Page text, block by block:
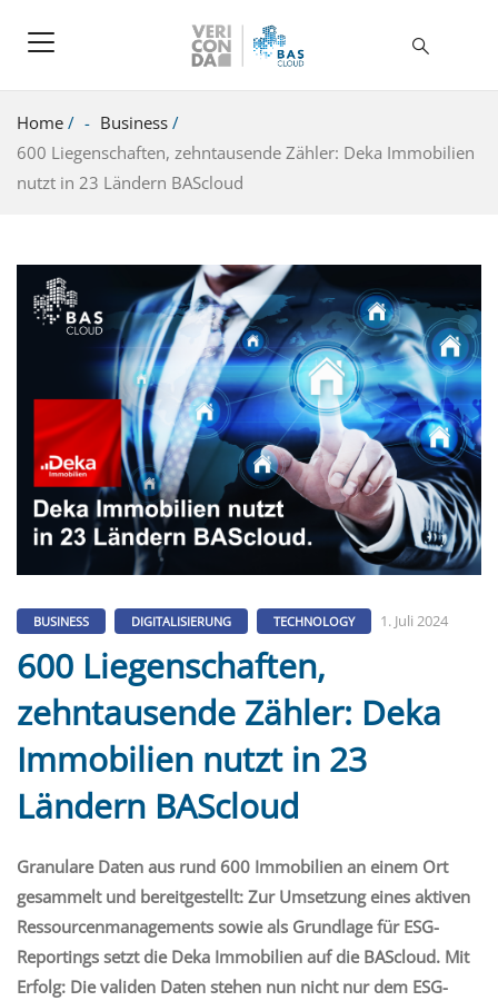
Home / Business /
600 Liegenschaften, zehntausende Zähler: Deka Immobilien
nutzt in 23 Ländern BAScloud
BUSINESS DIGITALISIERUNG TECHNOLOGY 1. Juli 2024
600 Liegenschaften,
zehntausende Zähler: Deka
Immobilien nutzt in 23
Ländern BAScloud
Granulare Daten aus rund 600 Immobilien an einem Ort
gesammelt und bereitgestellt: Zur Umsetzung eines aktiven
Ressourcenmanagements sowie als Grundlage für ESG-
Reportings setzt die Deka Immobilien auf die BAScloud. Mit
Erfolg: Die validen Daten stehen nun nicht nur dem ESG-